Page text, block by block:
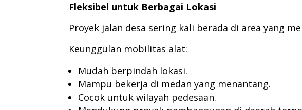
Fleksibel untuk Berbagai Lokasi
Proyek jalan desa sering kali berada di area yang
Keunggulan mobilitas alat:
Mudah berpindah lokasi.
Mampu bekerja di medan yang menantang.
Cocok untuk wilayah pedesaan.